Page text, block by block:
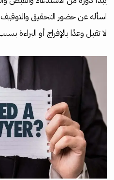
اسأله عن حضور التحقيق والتوقيف
لا تقبل وعدًا بالإفراج أو البراءة